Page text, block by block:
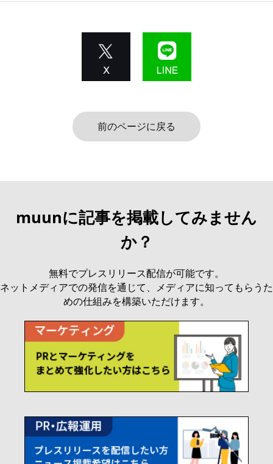
前のページに戻る
muunに記事を掲載してみません
か？
無料でプレスリリース配信が可能です。
ネットメディアでの発信を通じて、メディアに知ってもらうた
めの仕組みを構築いただけます。